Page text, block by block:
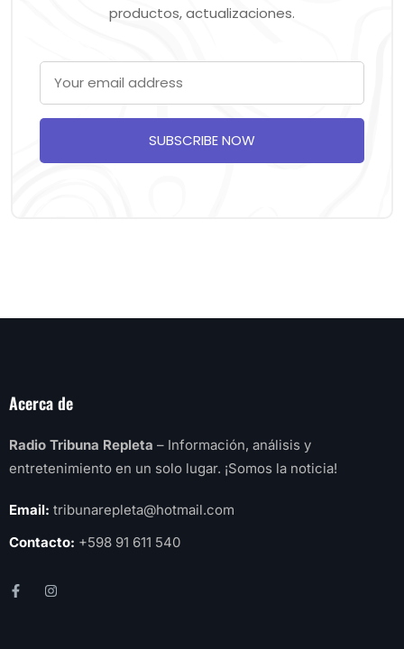
productos, actualizaciones.
SUBSCRIBE NOW
Acerca de
Radio Tribuna Repleta – Información, análisis y
entretenimiento en un solo lugar. ¡Somos la noticia!
Email: tribunarepleta@hotmail.com
Contacto: +598 91 611 540